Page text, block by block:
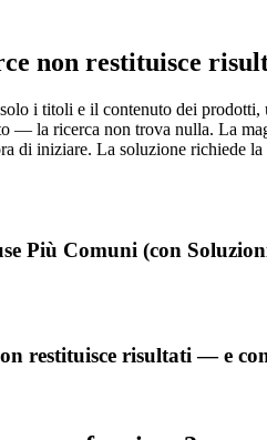
non restituisce
i titoli e il contenuto dei
— la ricerca non trova nulla. La
di iniziare. La soluzione
Più Comuni (con
restituisce risultati — e